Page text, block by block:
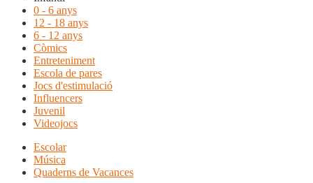
0 - 6 anys
12 - 18 anys
6 - 12 anys
Còmics
Entreteniment
Escola de pares
Jocs d'estimulació
Influencers
Juvenil
Videojocs
Escolar
Música
Quaderns de Vacances